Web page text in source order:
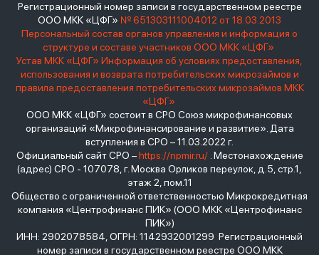
Регистрационный номер записи в государственном реестре
ООО МКК «ЦФГ» № 651303111004012 от 18.03.2013
Персональный состав органов управления и информация о
структуре и составе участников ООО МКК «ЦФГ»
Устав МКК «ЦФГ» Информация об условиях предоставления,
использования и возврата потребительских микрозаймов и
правила предоставления потребительских микрозаймов МКК
«ЦФГ»
ООО МКК «ЦФГ» состоит в СРО Союз микрофинансовых
организаций «Микрофинансирование и развитие». Дата
вступления в СРО – 11.03.2022 г.
Официальный сайт СРО –https://npmir.ru/. Местонахождение
(адрес) СРО - 107078, г. Москва Орликов переулок, д.5, стр.1,
этаж 2, пом.11
Общество с ограниченной ответственностью Микрокредитная
компания «Центрофинанс ПИК» (ООО МКК «Центрофинанс
ПИК»)
ИНН: 2902078584, ОГРН: 1142932001299 Регистрационный
номер записи в государственном реестре ООО МКК